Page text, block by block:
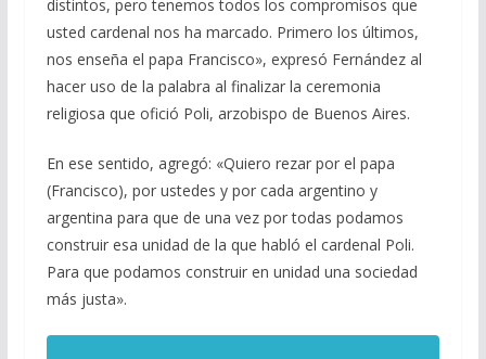
distintos, pero tenemos todos los compromisos que
usted cardenal nos ha marcado. Primero los últimos,
nos enseña el papa Francisco», expresó Fernández al
hacer uso de la palabra al finalizar la ceremonia
religiosa que ofició Poli, arzobispo de Buenos Aires.
En ese sentido, agregó: «Quiero rezar por el papa
(Francisco), por ustedes y por cada argentino y
argentina para que de una vez por todas podamos
construir esa unidad de la que habló el cardenal Poli.
Para que podamos construir en unidad una sociedad
más justa».